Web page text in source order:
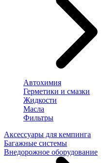
Автохимия
Герметики и смазки
Жидкости
Масла
Фильтры
Аксессуары для кемпинга
Багажные системы
Внедорожное оборудование